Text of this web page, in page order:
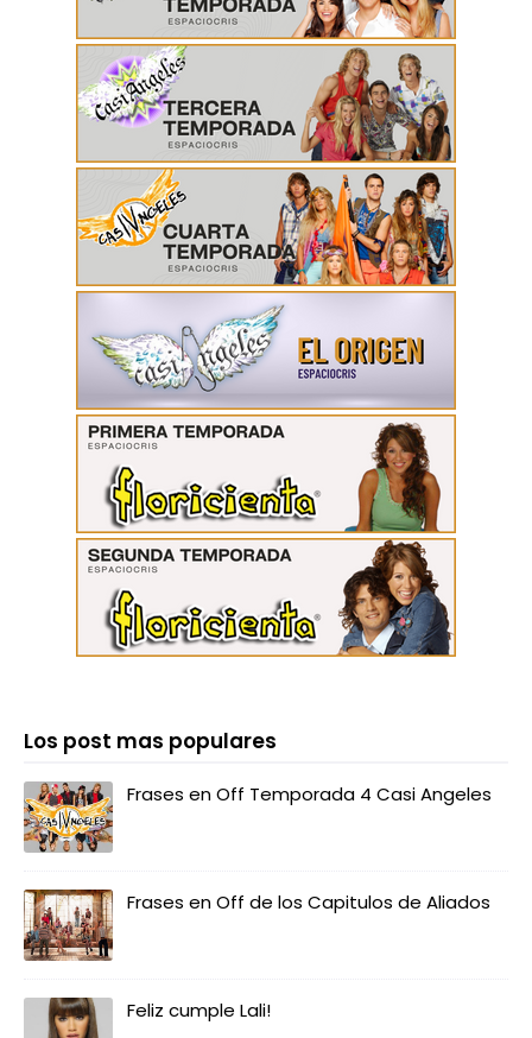
Los post mas populares
Frases en Off Temporada 4 Casi Angeles
Frases en Off de los Capitulos de Aliados
Feliz cumple Lali!